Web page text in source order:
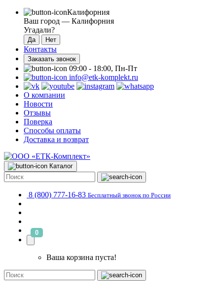
Калифорния
Ваш город — Калифорния
Угадали?
Контакты
Заказать звонок
09:00 - 18:00, Пн-Пт
info@etk-komplekt.ru
О компании
Новости
Отзывы
Поверка
Способы оплаты
Доставка и возврат
Каталог
8 (800) 777-16-83 Бесплатный звонок по России
0
Ваша корзина пуста!